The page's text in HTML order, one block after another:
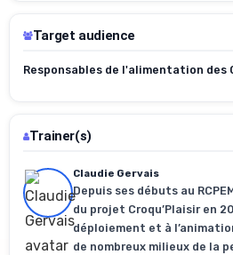
Target audience
Responsables de l'alimentation des
Trainer(s)
Claudie Gervais
Depuis ses débuts au
du projet Croqu’Plaisir en
déploiement et à
de nombreux milieux de la